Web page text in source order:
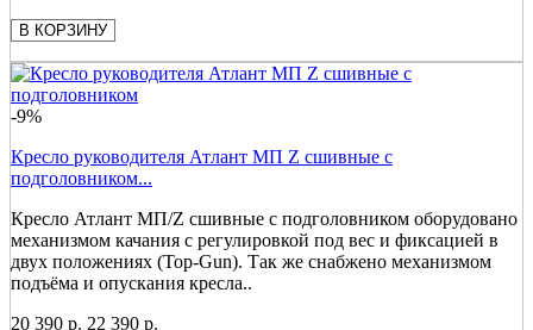
В КОРЗИНУ
-9%
Кресло руководителя Атлант МП Z сшивные с
подголовником...
Кресло Атлант МП/Z сшивные с подголовником оборудовано
механизмом качания с регулировкой под вес и фиксацией в
двух положениях (Top-Gun). Так же снабжено механизмом
подъёма и опускания кресла..
20 390 р. 22 390 р.